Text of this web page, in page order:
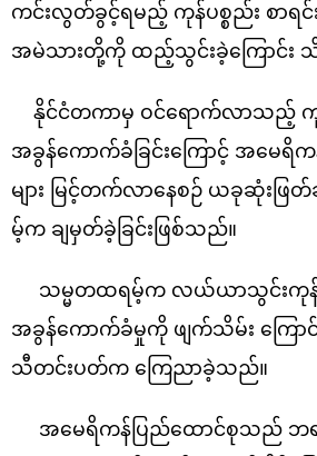
ကင်းလွတ်ခွင့်ရမည့် ကုန်ပစ္စည်း စာရ
အမဲသားတို့ကို ထည့်သွင်းခဲ့ကြောင်း
နိုင်ငံတကာမှ ဝင်ရောက်လာသည့် ကုန်ပ
အခွန်ကောက်ခံခြင်းကြောင့် အမေရိက
များ မြင့်တက်လာနေစဉ် ယခုဆုံးဖ
မ့်က ချမှတ်ခဲ့ခြင်းဖြစ်သည်။
သမ္မတထရမ့်က လယ်ယာသွင်းကုန် ပစ္
အခွန်ကောက်ခံမှုကို ဖျက်သိမ်း ကြောင်
သီတင်းပတ်က ကြေညာခဲ့သည်။
အမေရိကန်ပြည်ထောင်စုသည် ဘရာ